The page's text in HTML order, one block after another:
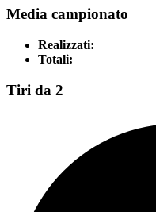
Media campionato
Realizzati:
Totali:
Tiri da 2